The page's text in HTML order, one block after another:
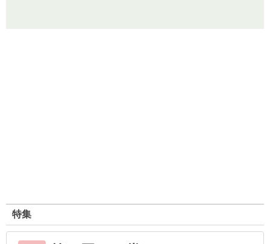
特集